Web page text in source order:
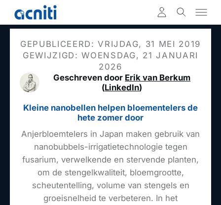
GEPUBLICEERD: VRIJDAG, 31 MEI 2019
GEWIJZIGD: WOENSDAG, 21 JANUARI
2026
Geschreven door Erik van Berkum
(LinkedIn)
Kleine nanobellen helpen bloementelers de
hete zomer door
Anjerbloemtelers in Japan maken gebruik van
nanobubbels-irrigatietechnologie tegen
fusarium, verwelkende en stervende planten,
om de stengelkwaliteit, bloemgrootte,
scheutentelling, volume van stengels en
groeisnelheid te verbeteren. In het